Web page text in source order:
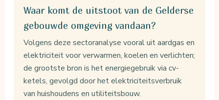
Waar komt de uitstoot van de Gelderse
gebouwde omgeving vandaan?
Volgens deze sectoranalyse vooral uit aardgas en
elektriciteit voor verwarmen, koelen en verlichten;
de grootste bron is het energiegebruik via cv-
ketels, gevolgd door het elektriciteitsverbruik
van huishoudens en utiliteitsbouw.